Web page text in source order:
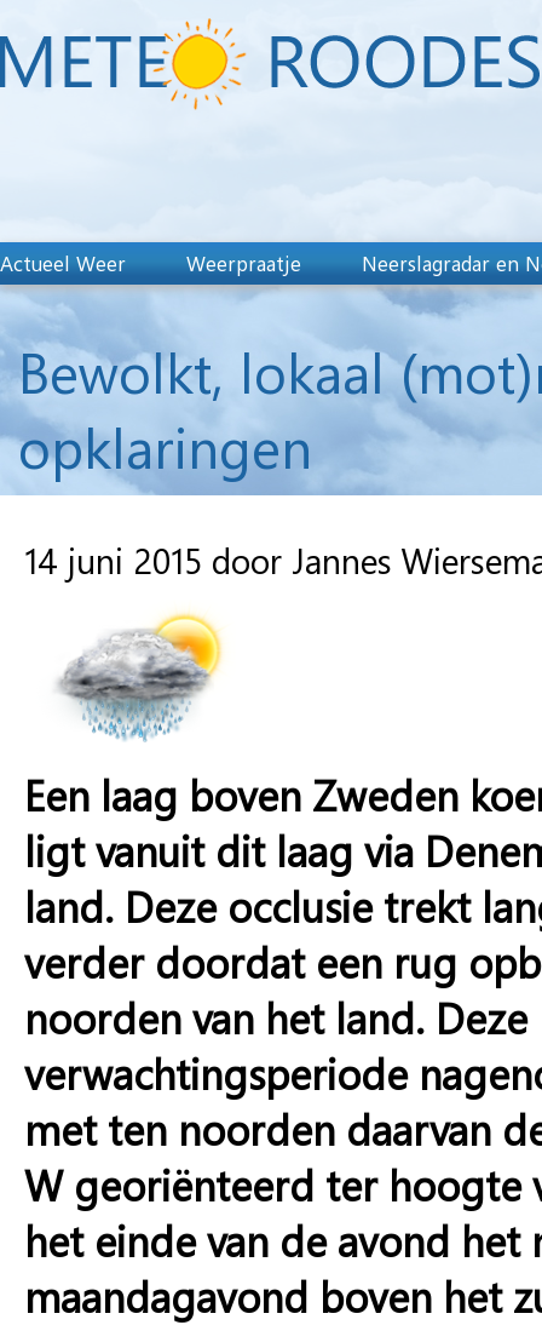
Actueel Weer Weerpraatje Neerslagradar en
Bewolkt, lokaal
opklaringen
14 juni 2015 door Jannes
Een laag boven Zweden
ligt vanuit dit laag via
land. Deze occlusie trekt
verder doordat een rug
noorden van het land.
verwachtingsperiode
met ten noorden daarvan
W georiënteerd ter hoogte
het einde van de avond
maandagavond boven het